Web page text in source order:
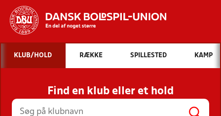
Hvad vil du søge efter?
INDHOLD OG NYHEDER
STILLINGER, RESULTATER, KLUBBER OG
HOLD
KLUB/HOLD RÆKKE SPILLESTED KAMP
Find en klub eller et hold